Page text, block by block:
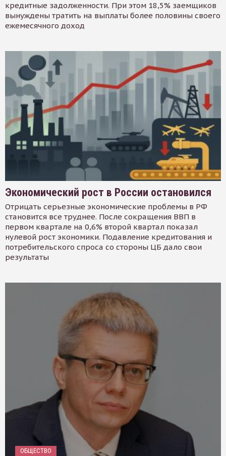
кредитные задолженности. При этом 18,5% заемщиков
вынуждены тратить на выплаты более половины своего
ежемесячного доход
Экономический рост в России остановился
Отрицать серьезные экономические проблемы в РФ
становится все труднее. После сокращения ВВП в
первом квартале на 0,6% второй квартал показал
нулевой рост экономики. Подавление кредитования и
потребительского спроса со стороны ЦБ дало свои
результаты
ОБЩЕСТВО